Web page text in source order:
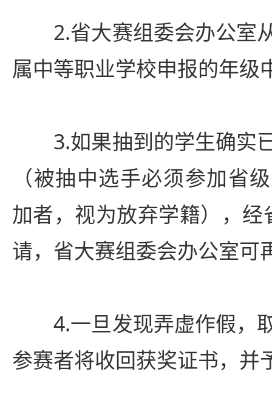
2.省大赛组委会办公室
属中等职业学校申报的年级
3.如果抽到的学生确实
（被抽中选手必须参加省
加者，视为放弃学籍），
请，省大赛组委会办公室可
4.一旦发现弄虚作假，
参赛者将收回获奖证书，并